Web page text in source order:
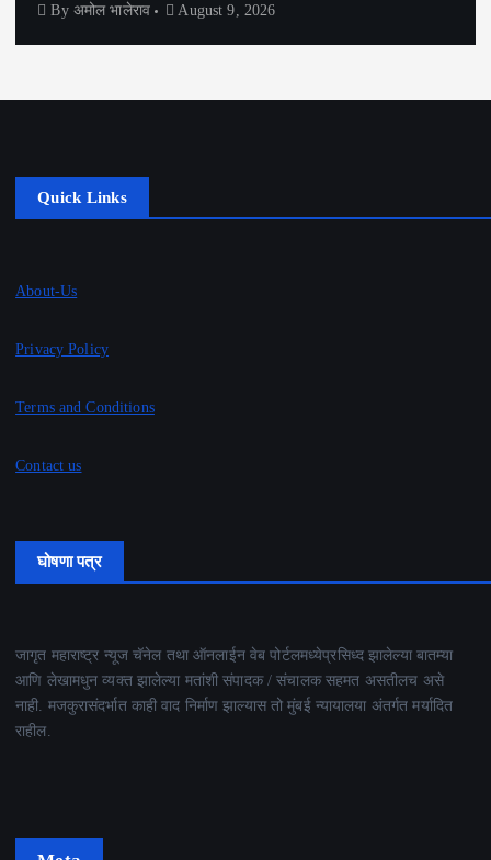
By अमोल भालेराव August 9, 2026
Quick Links
About-Us
Privacy Policy
Terms and Conditions
Contact us
घोषणा पत्र
जागृत महाराष्ट्र न्यूज चॅनेल तथा ऑनलाईन वेब पोर्टलमध्येप्रसिध्द झालेल्या बातम्या
आणि लेखामधुन व्यक्त झालेल्या मतांशी संपादक / संचालक सहमत असतीलच असे
नाही. मजकुरासंदर्भात काही वाद निर्माण झाल्यास तो मुंबई न्यायालया अंतर्गत मर्यादित
राहील.